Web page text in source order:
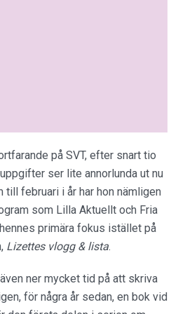
på SVT, efter snart tio
ser lite annorlunda ut nu
till februari i år har hon nämligen
som Lilla Aktuellt och Fria
primära fokus istället på
Lizettes vlogg & lista.
ner mycket tid på att skriva
för några år sedan, en bok vid